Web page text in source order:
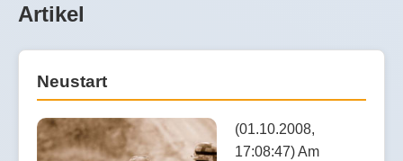
Artikel
Neustart
(01.10.2008,
17:08:47) Am